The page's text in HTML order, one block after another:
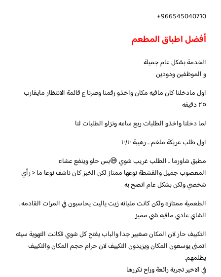
966545040710+
أفضل اطباق المطعم
الخدمة بشكل عام جميلة
و الموظفين ودودين
اول مادخلنا كان مافيه مكان واخذو رقمنا وصرنا ع قائمة الانتظار مايقارب
٢٥ دقيقه
لما دخلنا واخذو الطلبات ربع ساعه ونزلو الطلبات لنا
اول طلب عريكة ملغم .. رهيبة ١٠/١٠
مطبق شاورما .. الطلب غريب شوي 😅بس حلو وينفع عشاء
المعصوب جميل والقشطة نوعها ممتاز لكن الخبز كان ناشف نوعا ما < رأي
شخصي ولكن بشكل عام انصح به
الطعمية ممتازه ولكن كانت مليانه زيت ياليت يحاسبون في المرات القادمه .
الشاي عادي مافيه شي مميز
التكييف حار لان المكان صغيير جدا والباب يفتح كل شوي فكانت التهوية سيئه
اتمنى يوسعون المكان ويزيدون التكييف لان حرام حجم المكان والتكييف
يظلمهم.
في الاخير تجربة رائعة وراح نكررها